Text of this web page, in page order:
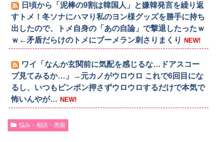
日頃から「泥棒の9割は韓国人」と嫌韓発言を繰り返
すトメ！冬ソナにハマり私のヨン様グッズを勝手に持ち
出したので、トメ自身の「あの自論」で撃退したったｗ
ｗ←矛盾だらけのトメにブーメラン刺さりまくり NEW!
ワイ「なんか玄関前に気配を感じるな…ドアスコー
プ見てみるか…」→元カノがウロウロ これで6回目にな
るし、いつもピンポン押さずウロウロするだけで本気で
怖いんやが… NEW!
悩み・相談・愚痴